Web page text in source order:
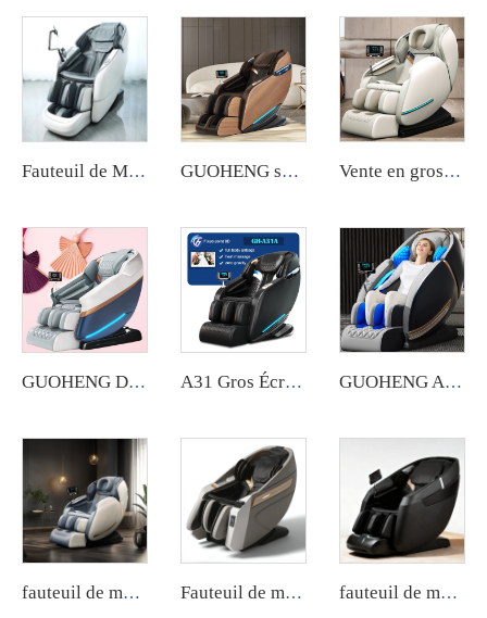
Fauteuil de Massage Robotisé Luxe 4D Zéro Gravité Deluxe à Compression d'Air pour Capsule Spatiale GUOHENG soins corporels fauteuil de massage 4D gravité zéro avec extension pour les jambes, chaise de massage shiatsu piste SL à vendre Vente en gros de fauteuils de massage à écran tactile pieds électriques 8D gravité zéro de luxe pour un massage complet du corps - Fauteuil de massage Guoheng
GUOHENG Dos et jambes, chaise de massage avec écran tactile et télécommande, massage complet du corps, 8D, gravité zéro, luxe A31 Gros Écran tactile Pieds 8D Électrique Gravité zéro Luxe Chaise de massage Massage complet du corps Prix Chaise de massage GUOHENG AM183 Entrepôt aux États-Unis Fauteuil de Massage SL Track 4D Zéro Gravité Luxe Fauteuil de Massage avec Fonction Chauffante
fauteuil de massage Guoheng commande vocale fauteuil de massage corps entier 8D zéro gravité luxe écran de contrôle du fauteuil de massage Fuan de luxe Fauteuil de massage commercial fonctionnant par pièces ou billets, avec système d'application, machine distributrice automatique fauteuil de massage 5D 2026 Luxe AI Musique Shiatsu Massage complet en apesanteur Meilleure qualité Fauteuil de massage à pression d'air avec massage des pieds